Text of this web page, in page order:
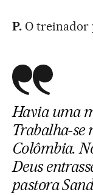
P.O treinador
Havia uma
Trabalha-se
Colômbia.
Deus
pastora